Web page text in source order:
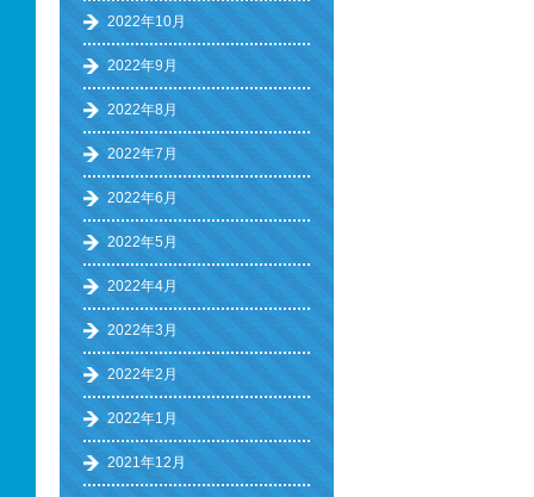
2022年10月
2022年9月
2022年8月
2022年7月
2022年6月
2022年5月
2022年4月
2022年3月
2022年2月
2022年1月
2021年12月